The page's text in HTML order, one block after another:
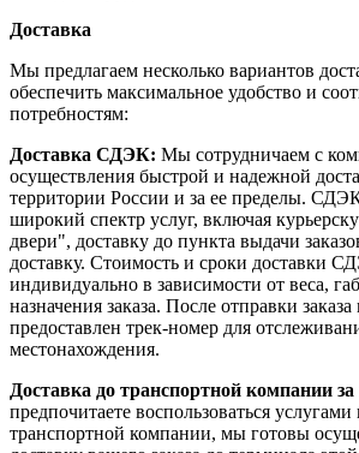
Доставка
Мы предлагаем несколько вариантов
обеспечить максимальное удобство и
потребностям:
Доставка СДЭК: Мы сотрудничаем с
осуществления быстрой и надежной
территории России и за ее пределы.
широкий спектр услуг, включая
двери", доставку до пункта выдачи
доставку. Стоимость и сроки доставки
индивидуально в зависимости от веса,
назначения заказа. После отправки заказа
предоставлен трек-номер для
местонахождения.
Доставка до транспортной компании
предпочитаете воспользоваться
транспортной компании, мы готовы